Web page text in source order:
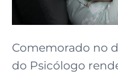
Comemorado no
do Psicólogo